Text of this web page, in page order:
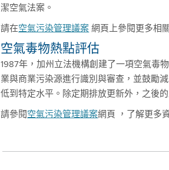
潔空氣法案。
請在空氣污染管理議案網頁上參閱更多相
空氣毒物熱點評估
1987年，加州立法機構創建了一項空氣毒
業與商業污染源進行識別與審查，並鼓勵
低到特定水平。除定期排放更新外，之後
請參閱空氣污染管理議案網頁 ，了解更多